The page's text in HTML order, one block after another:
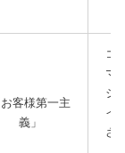
お客様第一主
義」
コ
マ
シ
イ
さ